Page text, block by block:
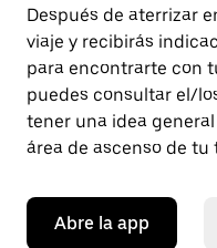
Después de aterrizar
viaje y recibirás
para encontrarte con
puedes consultar el/
tener una idea
área de ascenso de tu
Abre la app